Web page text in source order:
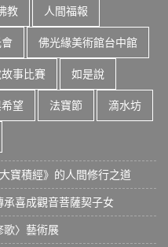
教 人間福報
佛光緣美術館台中館
事比賽 如是說
望 法寶節 滴水坊
寶積經》的人間修行之道
喜成觀音菩薩契子女
〉藝術展